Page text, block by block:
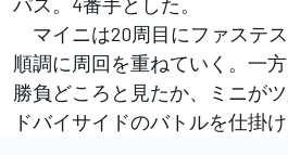
マイニは20周目にファステス
順調に周回を重ねていく。一
勝負どころと見たか、ミニが
ドバイサイドのバトルを仕掛け